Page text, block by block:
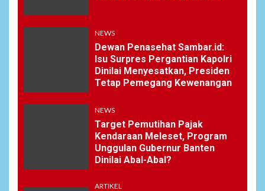
NEWS
Bantu Atasi Kesulitan Warga
Perbatasan, Pos Kotis
Satgas Yonarmed
13/Nanggala Distribusikan
di Desa Pesayah
NEWS
Siaga Karhutla, APAR hingga
Hadapi Musim Kemarau,
NEWS
Dewan Penasehat Sambar.id:
Isu Surpres Pergantian Kapolri
Dinilai Menyesatkan, Presiden
Tetap Pemegang Kewenangan
NEWS
Target Pemutihan Pajak
Kendaraan Meleset, Program
Unggulan Gubernur Banten
Dinilai Abal-Abal?
ARTIKEL